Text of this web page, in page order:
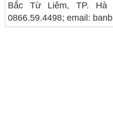
Bắc Từ Liêm, TP. Hà
0866.59.4498; email: